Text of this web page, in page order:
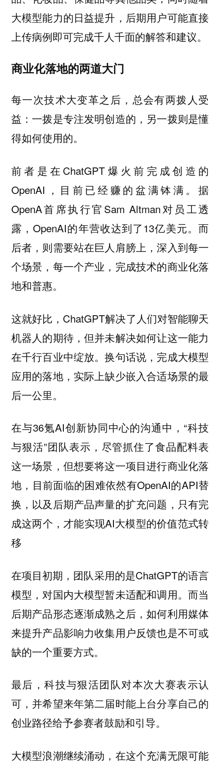
大模型能力的日益提升，后期用户可能直接
上传病例即可完成千人千面的解答和建议。
商业化落地的两道大门
每一次技术大变革之后，总会有两拨人受
益：一拨是专注发明创造的，另一拨则是懂
得如何使用的。
前者是在ChatGPT爆火前完成创造的
OpenAI，目前已经赚的盆满钵满。据
OpenA首席执行官Sam Altman对员工透
露，OpenAI的年营收达到了13亿美元。而
后者，则需要站在巨人肩膀上，深入到每一
个场景，每一个产业，完成技术的商业化落
地和普惠。
这就好比，ChatGPT解决了人们对智能聊天
机器人的期待，但并未解决如何让这一能力
在千行百业中绽放。换句话说，完成大模型
应用的落地，实际上缺少嵌入合适场景的最
后一公里。
在与36氪AI创新协同中心的沟通中，“科技
与狠活”团队表示，尽管抓住了食品配料表
这一场景，但想要将这一项目进行商业化落
地，目前面临的困难依然有OpenAI的API替
换，以及后期产品声量的扩充问题，只有完
成这两个，才能实现AI大模型的价值范式转
移
在项目初期，团队采用的是ChatGPT的语言
模型，对国内大模型暂未适配和调用。而当
后期产品形态逐渐成熟之后，如何利用媒体
来提升产品影响力收集用户反馈也是不可或
缺的一个重要方式。
最后，科技与狠活团队对本次大赛表示认
可，并希望来年第二届时能上台分享自己的
创业路径给予参赛者鼓励和引导。
大模型浪潮继续涌动，在这个充满无限可能